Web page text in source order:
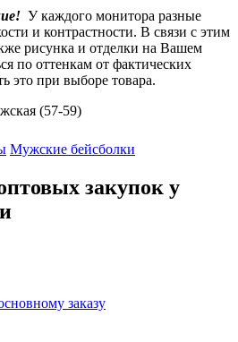
У каждого монитора разные
и контрастности. В связи с этим
рисунка и отделки на Вашем
по оттенкам от фактических
это при выборе товара.
(57-59)
Мужские бейсболки
закупок у
заказу